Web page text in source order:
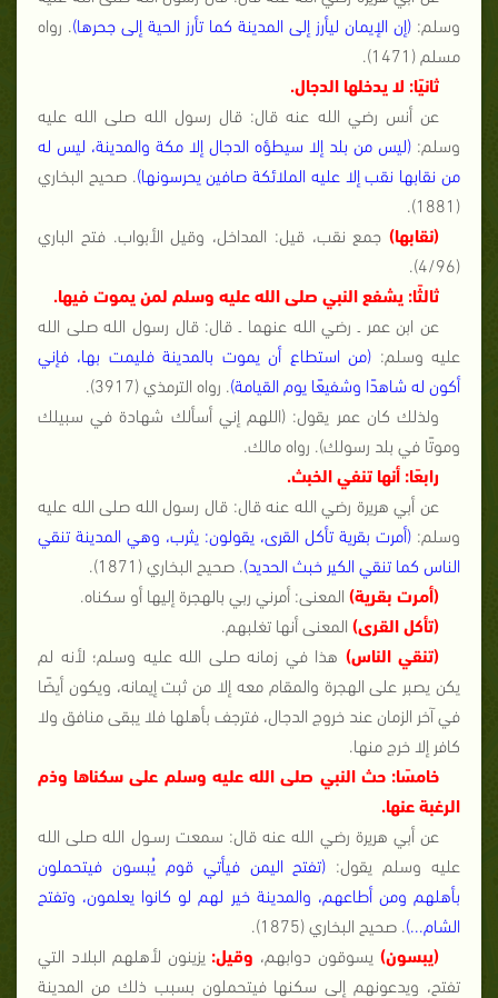
وسلم: (إن الإيمان ليأرز إلى المدينة كما تأرز الحية إلى جحرها). رواه
مسلم (1471).
ثانيًا: لا يدخلها الدجال.
عن أنس رضي الله عنه قال: قال رسول الله صلى الله عليه
وسلم: (ليس من بلد إلا سيطؤه الدجال إلا مكة والمدينة، ليس له
من نقابها نقب إلا عليه الملائكة صافين يحرسونها). صحيح البخاري
(1881).
(نقابها) جمع نقب، قيل: المداخل، وقيل الأبواب. فتح الباري
(4/96).
ثالثًا: يشفع النبي صلى الله عليه وسلم لمن يموت فيها.
عن ابن عمر ـ رضي الله عنهما ـ قال: قال رسول الله صلى الله
عليه وسلم: (من استطاع أن يموت بالمدينة فليمت بها، فإني
أكون له شاهدًا وشفيعًا يوم القيامة). رواه الترمذي (3917).
ولذلك كان عمر يقول: (اللهم إني أسألك شهادة في سبيلك
وموتًا في بلد رسولك). رواه مالك.
رابعًا: أنها تنفي الخبث.
عن أبي هريرة رضي الله عنه قال: قال رسول الله صلى الله عليه
وسلم: (أمرت بقرية تأكل القرى، يقولون: يثرب، وهي المدينة تنقي
الناس كما تنقي الكير خبث الحديد). صحيح البخاري (1871).
(أمرت بقرية) المعنى: أمرني ربي بالهجرة إليها أو سكناه.
(تأكل القرى) المعنى أنها تغلبهم.
(تنقي الناس) هذا في زمانه صلى الله عليه وسلم؛ لأنه لم
يكن يصبر على الهجرة والمقام معه إلا من ثبت إيمانه، ويكون أيضًا
في آخر الزمان عند خروج الدجال، فترجف بأهلها فلا يبقى منافق ولا
كافر إلا خرج منها.
خامسًا: حث النبي صلى الله عليه وسلم على سكناها وذم
الرغبة عنها.
عن أبي هريرة رضي الله عنه قال: سمعت رسـول الله صلى الله
عليه وسلم يقول: (تفتح اليمن فيأتي قوم يُبسون فيتحملون
بأهلهم ومن أطاعهم، والمدينة خير لهم لو كانوا يعلمون، وتفتح
الشام...). صحيح البخاري (1875).
(يبسون) يسوقون دوابهم، وقيل: يزينون لأهلهم البلاد التي
تفتح، ويدعونهم إلى سكنها فيتحملون بسبب ذلك من المدينة